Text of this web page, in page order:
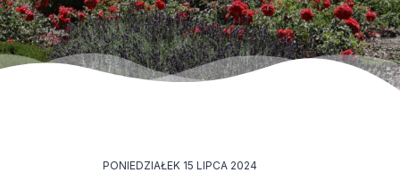
PONIEDZIAŁEK 15 LIPCA 2024